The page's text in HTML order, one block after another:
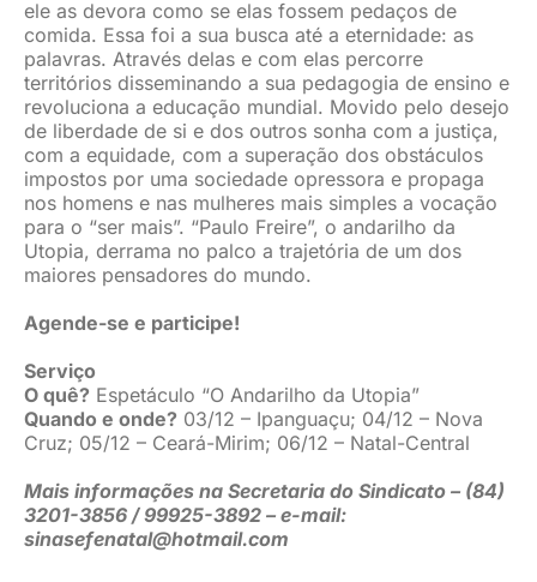
ele as devora como se elas fossem pedaços de
comida. Essa foi a sua busca até a eternidade: as
palavras. Através delas e com elas percorre
territórios disseminando a sua pedagogia de ensino e
revoluciona a educação mundial. Movido pelo desejo
de liberdade de si e dos outros sonha com a justiça,
com a equidade, com a superação dos obstáculos
impostos por uma sociedade opressora e propaga
nos homens e nas mulheres mais simples a vocação
para o “ser mais”. “Paulo Freire”, o andarilho da
Utopia, derrama no palco a trajetória de um dos
maiores pensadores do mundo.
Agende-se e participe!
Serviço
O quê? Espetáculo “O Andarilho da Utopia”
Quando e onde? 03/12 – Ipanguaçu; 04/12 – Nova
Cruz; 05/12 – Ceará-Mirim; 06/12 – Natal-Central
Mais informações na Secretaria do Sindicato – (84)
3201-3856 / 99925-3892 – e-mail:
sinasefenatal@hotmail.com